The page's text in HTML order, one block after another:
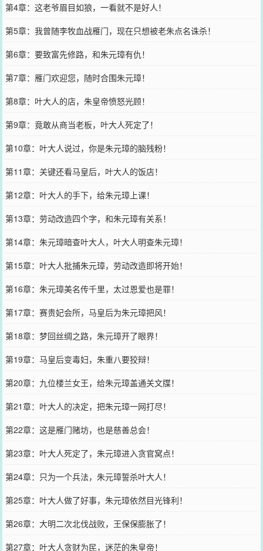
第4章：这老爷眉目如狼，一看就不是好人！
第5章：我曾随李牧血战雁门，现在只想被老朱点名诛杀！
第6章：要致富先修路，和朱元璋有仇！
第7章：雁门欢迎您，随时合围朱元璋！
第8章：叶大人的店，朱皇帝愤怒光顾！
第9章：竟敢从商当老板，叶大人死定了！
第10章：叶大人说过，你是朱元璋的脑残粉！
第11章：关键还看马皇后，叶大人的饭店！
第12章：叶大人的手下，给朱元璋上课！
第13章：劳动改造四个字，和朱元璋有关系！
第14章：朱元璋暗查叶大人，叶大人明查朱元璋！
第15章：叶大人批捕朱元璋，劳动改造即将开始！
第16章：朱元璋美名传千里，太过恩爱也是罪！
第17章：赛贵妃会所，马皇后为朱元璋把风！
第18章：梦回丝绸之路，朱元璋开了眼界！
第19章：马皇后变毒妇，朱重八要狡辩！
第20章：九位楼兰女王，给朱元璋盖通关文牒！
第21章：叶大人的决定，把朱元璋一网打尽！
第22章：这是雁门赌坊，也是慈善总会！
第23章：叶大人死定了，朱元璋进入贪官窝点！
第24章：只为一个兵法，朱元璋誓杀叶大人！
第25章：叶大人做了好事，朱元璋依然目光锋利！
第26章：大明二次北伐战败，王保保膨胀了！
第27章：叶大人贪财为民，迷茫的朱皇帝！